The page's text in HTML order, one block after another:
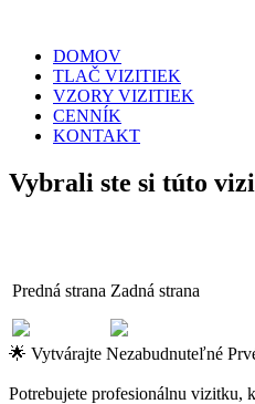
DOMOV
TLAČ VIZITIEK
VZORY VIZITIEK
CENNÍK
KONTAKT
Vybrali ste si túto
Predná strana Zadná strana
🌟 Vytvárajte Nezabudnuteľné
Potrebujete profesionálnu vizitku,